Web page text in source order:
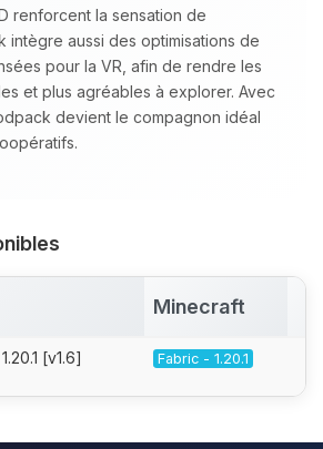
renforcent la sensation de
intègre aussi des optimisations de
pour la VR, afin de rendre les
et plus agréables à explorer. Avec
devient le compagnon idéal
Minecraft
[v1.6] Fabric - 1.20.1